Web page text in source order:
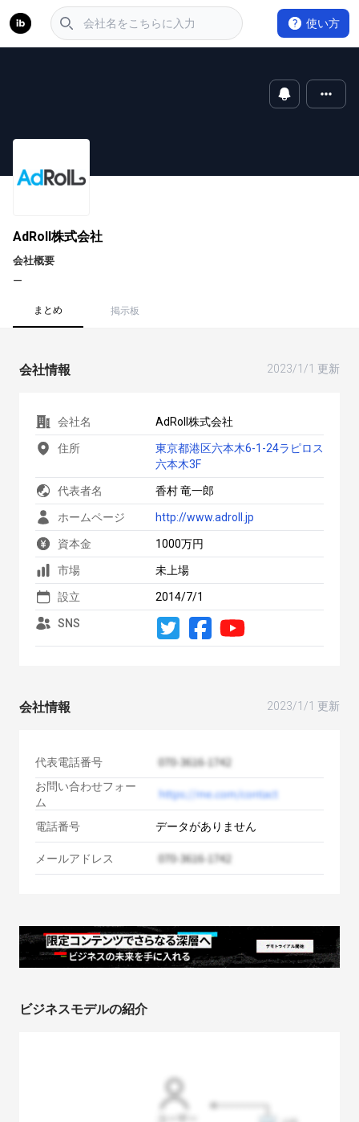
使い方
AdRoll株式会社
会社概要
ー
まとめ 掲示板
会社情報 2023/1/1 更新
会社名 AdRoll株式会社
住所
東京都港区六本木6-1-24ラピロス
六本木3F
代表者名 香村 竜一郎
ホームページ http://www.adroll.jp
資本金 1000万円
市場 未上場
設立 2014/7/1
SNS
会社情報 2023/1/1 更新
代表電話番号
お問い合わせフォー
ム
電話番号
データがありません
メールアドレス
ビジネスモデルの紹介